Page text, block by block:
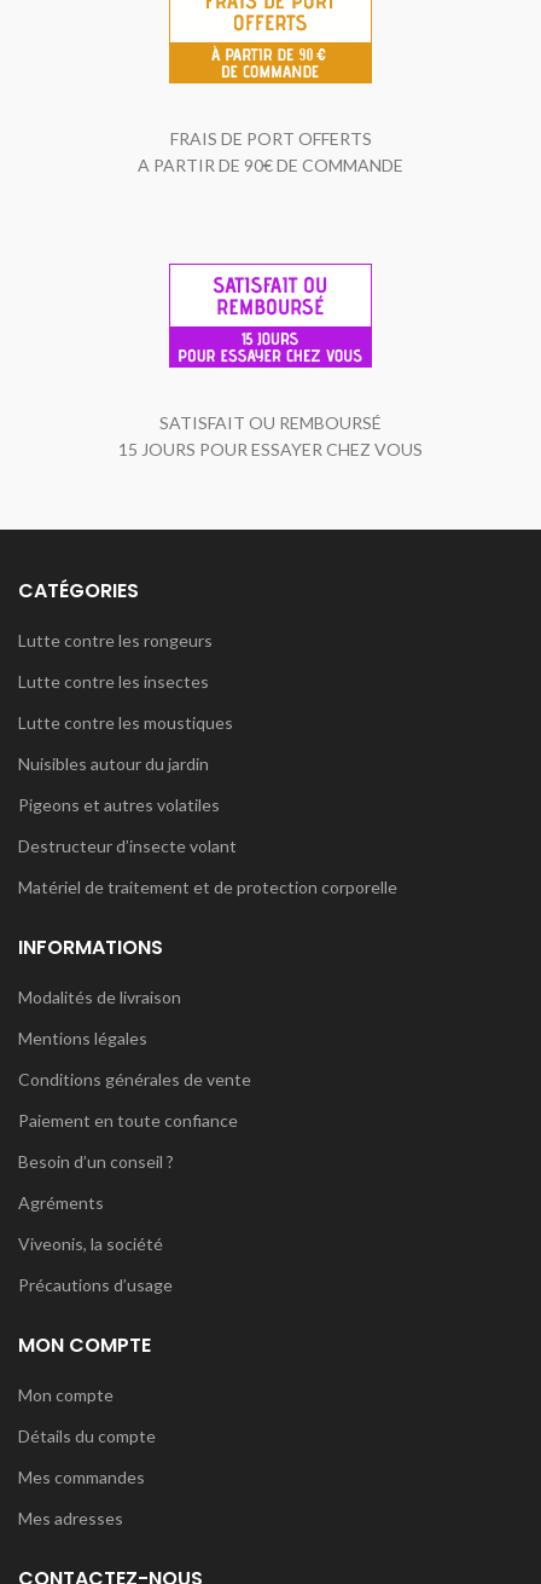
FRAIS DE PORT OFFERTS
A PARTIR DE 90€ DE COMMANDE
SATISFAIT OU REMBOURSÉ
15 JOURS POUR ESSAYER CHEZ VOUS
CATÉGORIES
Lutte contre les rongeurs
Lutte contre les insectes
Lutte contre les moustiques
Nuisibles autour du jardin
Pigeons et autres volatiles
Destructeur d’insecte volant
Matériel de traitement et de protection corporelle
INFORMATIONS
Modalités de livraison
Mentions légales
Conditions générales de vente
Paiement en toute confiance
Besoin d’un conseil ?
Agréments
Viveonis, la société
Précautions d’usage
MON COMPTE
Mon compte
Détails du compte
Mes commandes
Mes adresses